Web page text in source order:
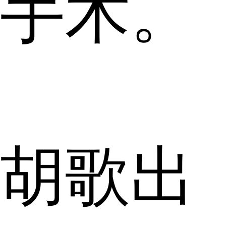
胡歌出